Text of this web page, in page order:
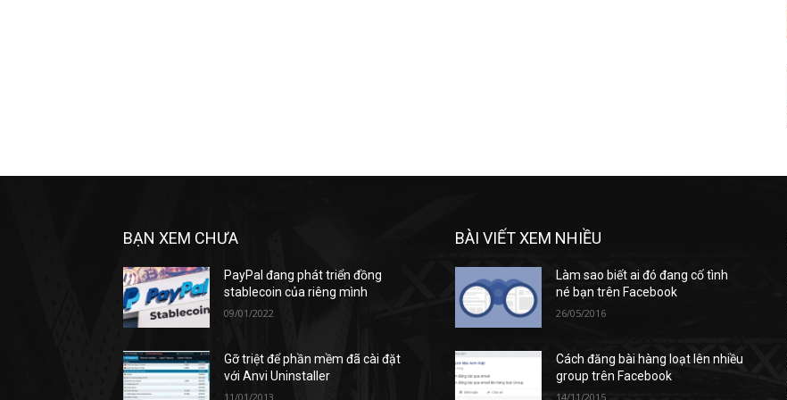
BẠN XEM CHƯA
PayPal đang phát triển đồng
stablecoin của riêng mình
09/01/2022
Gỡ triệt để phần mềm đã cài đặt
với Anvi Uninstaller
11/01/2013
BÀI VIẾT XEM NHIỀU
Làm sao biết ai đó đang cố tình
né bạn trên Facebook
26/05/2016
Cách đăng bài hàng loạt lên nhiều
group trên Facebook
14/11/2015